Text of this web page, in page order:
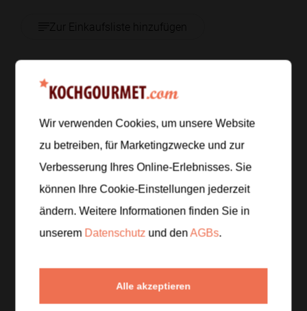
Zur Einkaufsliste hinzufügen
Zubereitung
Heize den Ofen auf 200 °COber-/Unterhitze vor.
Wasche die Zucchini und schneide sie in
mundgerechte Stücke. Schneide den Halloumi in
Würfel und schäle die Knoblauchzehen.
Vermische Zucchini und Halloumi mit dem
gehackten Knoblauch, 3 Esslöffeln Olivenöl, 1
Teelöffel Paprikapulver, Salz und Pfeffer und verteile
Wir verwenden Cookies, um unsere Website
zu betreiben, für Marketingzwecke und zur
Verbesserung Ihres Online-Erlebnisses. Sie
können Ihre Cookie-Einstellungen jederzeit
ändern. Weitere Informationen finden Sie in
unserem Datenschutz und denAGBs.
Alle akzeptieren